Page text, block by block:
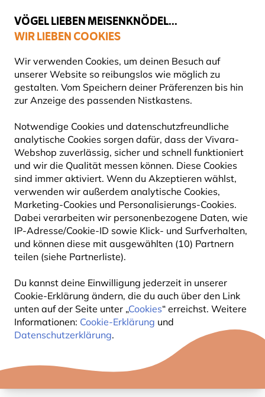
VÖGEL LIEBEN MEISENKNÖDEL...
WIR LIEBEN COOKIES
Wir verwenden Cookies, um deinen Besuch auf
unserer Website so reibungslos wie möglich zu
gestalten. Vom Speichern deiner Präferenzen bis hin
zur Anzeige des passenden Nistkastens.
Notwendige Cookies und datenschutzfreundliche
analytische Cookies sorgen dafür, dass der Vivara-
Webshop zuverlässig, sicher und schnell funktioniert
und wir die Qualität messen können. Diese Cookies
sind immer aktiviert. Wenn du Akzeptieren wählst,
verwenden wir außerdem analytische Cookies,
Marketing-Cookies und Personalisierungs-Cookies.
Dabei verarbeiten wir personenbezogene Daten, wie
IP-Adresse/Cookie-ID sowie Klick- und Surfverhalten,
und können diese mit ausgewählten (10) Partnern
teilen (siehe Partnerliste).
Du kannst deine Einwilligung jederzeit in unserer
Cookie-Erklärung ändern, die du auch über den Link
unten auf der Seite unter „Cookies“ erreichst. Weitere
Informationen: Cookie-Erklärung und
Datenschutzerklärung.
Top-bewertet in 11 Ländern
Gratis Versand ab 49 €
Blog Tierarten Goldammer
GOLDAMMER
25 September 2024 TIERARTEN VÖGEL
KURZBESCHREIBUNG GOLDAMMER
Das Männchen zur Brutzeit mit auffällig
zitronengelbem Kopf, gelber Unterseite und
DasWeibchenblasser, außerdem an Kopf und Kehle